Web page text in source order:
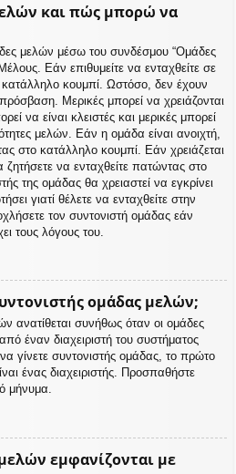
και πώς μπορώ να
μελών μέσω του συνδέσμου “Ομάδες
Εάν επιθυμείτε να ενταχθείτε σε
κουμπί. Ωστόσο, δεν έχουν
Μερικές μπορεί να χρειάζονται
να είναι κλειστές και μερικές μπορεί
μελών. Εάν η ομάδα είναι ανοιχτή,
στο κατάλληλο κουμπί. Εάν χρειάζεται
ζητήσετε να ενταχθείτε πατώντας στο
της ομάδας θα χρειαστεί να εγκρίνει
γιατί θέλετε να ενταχθείτε στην
τον συντονιστή ομάδας εάν
τους λόγους του.
ομάδας μελών;
ανατίθεται συνήθως όταν οι ομάδες
έναν διαχειριστή του συστήματος
γίνετε συντονιστής ομάδας, το πρώτο
ένας διαχειριστής. Προσπαθήστε
μήνυμα.
εμφανίζονται με